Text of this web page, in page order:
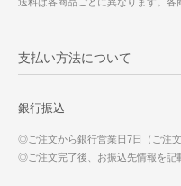
支払い方法について
銀行振込
◎ご注文から銀行営業日7日（ご注
◎ご注文完了後、お振込先情報を記